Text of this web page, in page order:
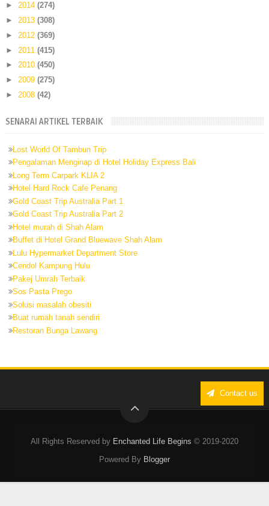
► 2014 (274)
► 2013 (308)
► 2012 (369)
► 2011 (415)
► 2010 (450)
► 2009 (275)
► 2008 (42)
SENARAI ARTIKEL TERBAIK
Lost World Of Tambun Trip
Pengalaman Menginap di Hotel Holiday Express Bali
Long Term Carpark KLIA 2
Hotel Hard Rock Cafe Penang
Gold Coast Trip Australia Part 1
Gold Coast Trip Australia Part 2
Hotel murah di Shah Alam
Buffet di Hotel Grand Bluewave Shah Alam
Lulu Hypermarket Department Store
Cendol Kampung Hulu
Pakej Umrah Terbaik
Sos Pasta Prego
Solusi masalah obesiti
Buat rumah tanah sendiri
Restoran Bunga Lawang
Contact us
All Rights Reserved by Enchanted Life Begins © 2019-2020
Powered By Blogger